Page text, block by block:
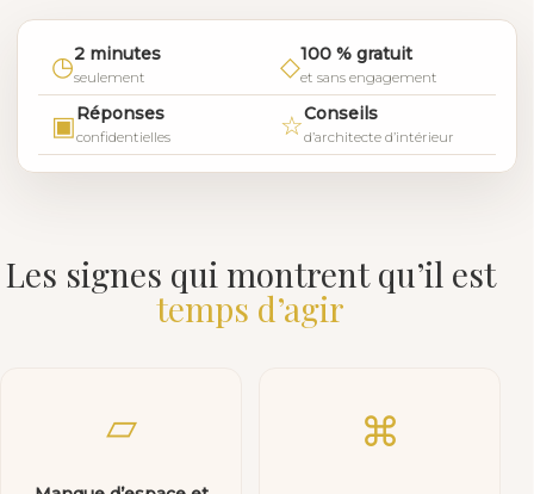
◷2 minutes
seulement ◇100 % gratuit
et sans engagement
▣Réponses
confidentielles ☆Conseils
d’architecte d’intérieur
Les signes qui montrent qu’il est
temps d’agir
▱ ⌘